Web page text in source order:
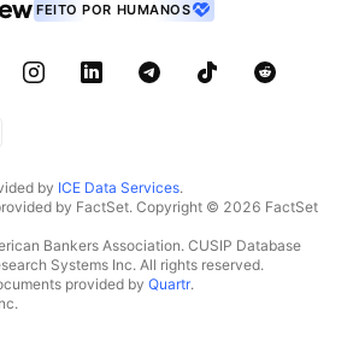
FEITO POR HUMANOS
by ICE Data Services.
by FactSet. Copyright © 2026 FactSet
Bankers Association. CUSIP Database
Systems Inc. All rights reserved.
provided by Quartr.